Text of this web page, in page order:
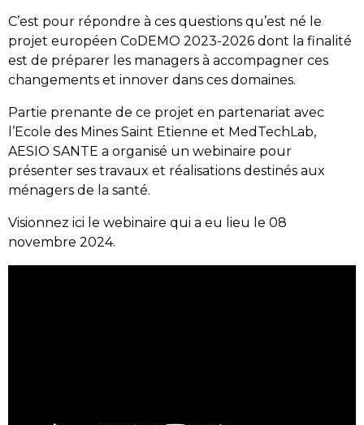
C’est pour répondre à ces questions qu’est né le
projet européen CoDEMO 2023-2026 dont la finalité
est de préparer les managers à accompagner ces
changements et innover dans ces domaines.
Partie prenante de ce projet en partenariat avec
l’Ecole des Mines Saint Etienne et MedTechLab,
AESIO SANTE a organisé un webinaire pour
présenter ses travaux et réalisations destinés aux
ménagers de la santé.
Visionnez ici le webinaire qui a eu lieu le 08
novembre 2024.